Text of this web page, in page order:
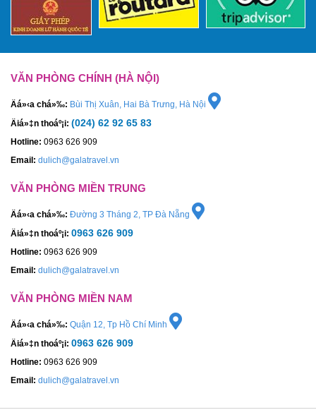
VĂN PHÒNG CHÍNH (HÀ NỘI)
Äá»‹a chá»‰: Bùi Thị Xuân, Hai Bà Trưng, Hà Nội
Äiá»‡n thoáº¡i: (024) 62 92 65 83
Hotline: 0963 626 909
Email: dulich@galatravel.vn
VĂN PHÒNG MIỀN TRUNG
Äá»‹a chá»‰: Đường 3 Tháng 2, TP Đà Nẵng
Äiá»‡n thoáº¡i: 0963 626 909
Hotline: 0963 626 909
Email: dulich@galatravel.vn
VĂN PHÒNG MIỀN NAM
Äá»‹a chá»‰: Quận 12, Tp Hồ Chí Minh
Äiá»‡n thoáº¡i: 0963 626 909
Hotline: 0963 626 909
Email: dulich@galatravel.vn